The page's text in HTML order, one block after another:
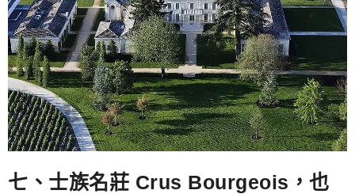
七、士族名莊 Crus Bourgeois，也